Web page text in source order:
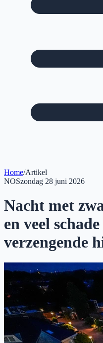
Home/Artikel
NOSzondag 28 juni 2026
Nacht met
en veel
verzengende